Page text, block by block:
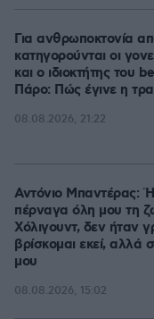
Για ανθρωποκτονία
κατηγορούνται οι
και ο ιδιοκτήτης του
Πάρο: Πώς έγινε η
08.08.2026, 21:22
Αντόνιο Μπαντέρας:
πέρναγα όλη μου τη
Χόλιγουντ, δεν ήταν
βρίσκομαι εκεί, αλλά
μου
08.08.2026, 15:02